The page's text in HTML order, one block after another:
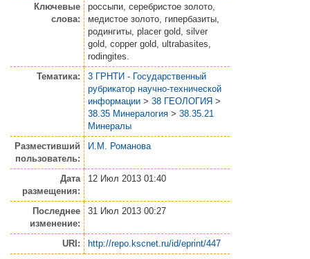
Ключевые
слова:
россыпи, серебристое золото,
медистое золото, гипербазиты,
родингиты, placer gold, silver
gold, copper gold, ultrabasites,
rodingites.
Тематика:
3 ГРНТИ - Государственный
рубрикатор научно-технической
информации > 38 ГЕОЛОГИЯ >
38.35 Минералогия > 38.35.21
Минералы
Разместивший
пользователь:
И.М. Романова
Дата
размещения:
12 Июл 2013 01:40
Последнее
изменение:
31 Июл 2013 00:27
URI: http://repo.kscnet.ru/id/eprint/447